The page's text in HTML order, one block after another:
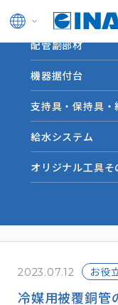
ドレン管
配管副部材
機器据付台
支持具・保持具・
給水システム
オリジナル工具そ
HOME
INABA note
冷媒用被覆銅管の多
人 日本銅センター｢
載）｜INABA note
2023.07.12 お役
冷媒用被覆銅管